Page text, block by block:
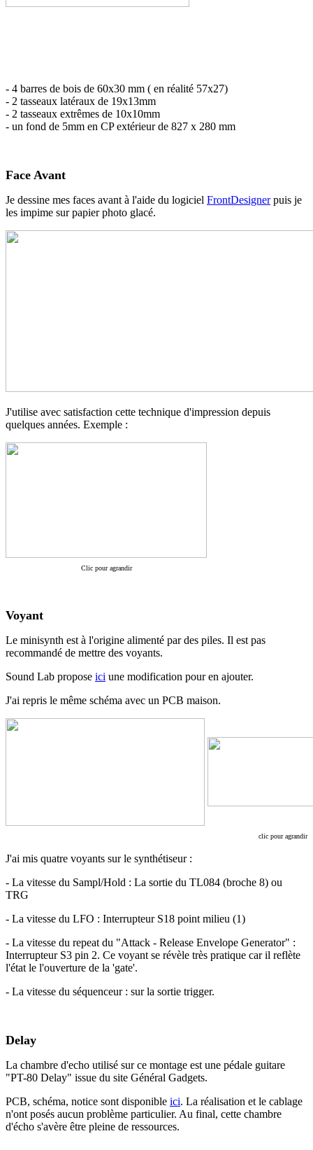
- 4 barres de bois de 60x30 mm ( en réalité 57x27)
- 2 tasseaux latéraux de 19x13mm
- 2 tasseaux extrêmes de 10x10mm
- un fond de 5mm en CP extérieur de 827 x 280 mm
Face Avant
Je dessine mes faces avant à l'aide du logiciel FrontDesignerpuis je
les impime sur papier photo glacé.
J'utilise avec satisfaction cette technique d'impression depuis
quelques années. Exemple :
Clic pour agrandir
Voyant
Le minisynth est à l'origine alimenté par des piles. Il est pas
recommandé de mettre des voyants.
Sound Lab propose ici une modification pour en ajouter.
J'ai repris le même schéma avec un PCB maison.
clic pour agrandir
J'ai mis quatre voyants sur le synthétiseur :
- La vitesse du Sampl/Hold : La sortie du TL084 (broche 8) ou
TRG
- La vitesse du LFO : Interrupteur S18 point milieu (1)
- La vitesse du repeat du "Attack - Release Envelope Generator" :
Interrupteur S3 pin 2. Ce voyant se révèle très pratique car il reflète
l'état le l'ouverture de la 'gate'.
- La vitesse du séquenceur : sur la sortie trigger.
Delay
La chambre d'echo utilisé sur ce montage est une pédale guitare
"PT-80 Delay" issue du site Général Gadgets.
PCB, schéma, notice sont disponible ici. La réalisation et le cablage
n'ont posés aucun problème particulier. Au final, cette chambre
d'écho s'avère être pleine de ressources.